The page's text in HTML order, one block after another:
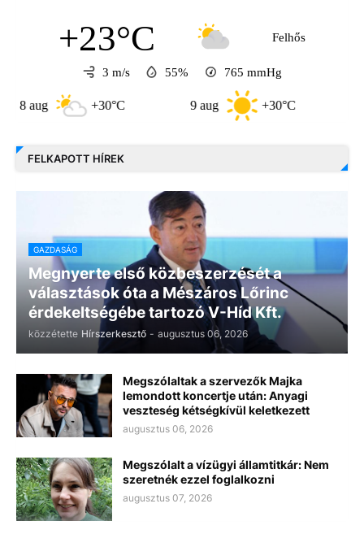
+23°C Felhős
3 m/s 55% 765 mmHg
+30°C +30°C
FELKAPOTT HÍREK
GAZDASÁG
Megnyerte első közbeszerzését a
választások óta a Mészáros Lőrinc
érdekeltségébe tartozó V-Híd Kft.
közzétette Hírszerkesztő - augusztus 06, 2026
Megszólaltak a szervezők Majka
lemondott koncertje után: Anyagi
veszteség kétségkívül keletkezett
augusztus 06, 2026
Megszólalt a vízügyi államtitkár: Nem
szeretnék ezzel foglalkozni
augusztus 07, 2026